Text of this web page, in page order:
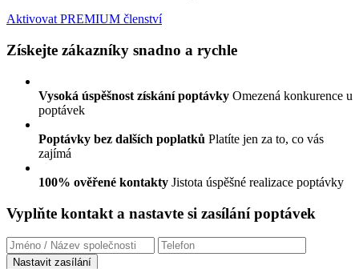
Aktivovat PREMIUM členství
Získejte zákazníky snadno a rychle
Vysoká úspěšnost získání poptávky Omezená konkurence u
poptávek
Poptávky bez dalších poplatků Platíte jen za to, co vás
zajímá
100% ověřené kontakty Jistota úspěšné realizace poptávky
Vyplňte kontakt a nastavte si zasílání poptávek